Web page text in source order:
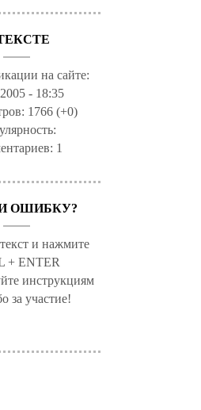
на сайте:
- 18:35
1766 (+0)
1
ОШИБКУ?
и нажмите
+ ENTER
инструкциям
за участие!